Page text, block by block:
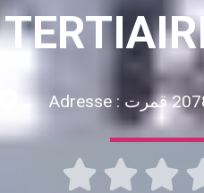
  